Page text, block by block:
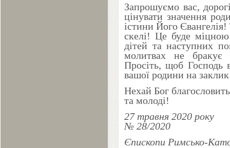
Запрошуємо вас,
цінувати значення
істини Його
скелі! Це буде
дітей та наступних
молитвах не бракує
Просіть, щоб Господь
вашої родини на
Нехай Бог
та молоді!
27травня 2020року
№ 28/2020
Єпископи Римсько-